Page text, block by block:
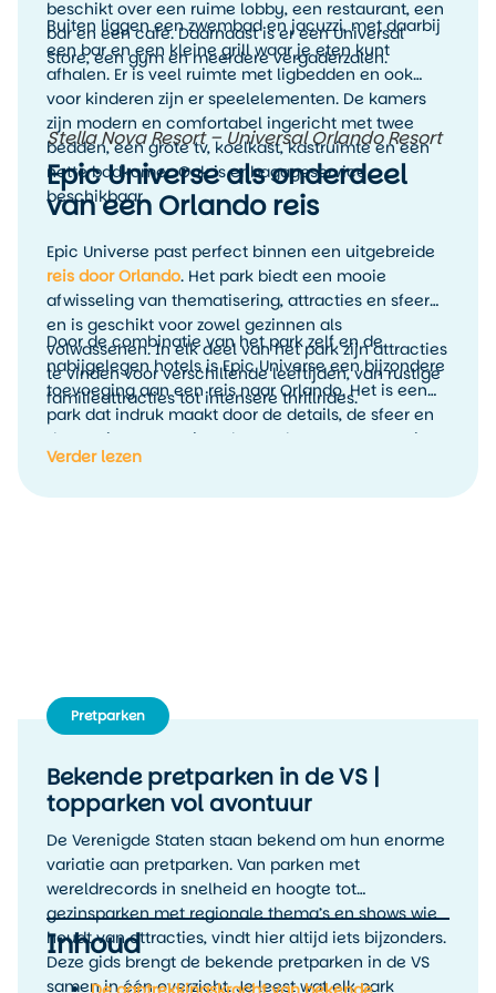
beschikt over een ruime lobby, een restaurant, een
bar en een café. Daarnaast is er een Universal
Store, een gym en meerdere vergaderzalen.
Buiten liggen een zwembad en jacuzzi, met daarbij
een bar en een kleine grill waar je eten kunt
afhalen. Er is veel ruimte met ligbedden en ook
voor kinderen zijn er speelelementen. De kamers
zijn modern en comfortabel ingericht met twee
bedden, een grote tv, koelkast, kastruimte en een
nette badkamer. Ook is er bagageservice
beschikbaar.
Stella Nova Resort – Universal Orlando Resort
Epic Universe als onderdeel
van een Orlando reis
Epic Universe past perfect binnen een uitgebreide
reis door Orlando. Het park biedt een mooie
afwisseling van thematisering, attracties en sfeer
en is geschikt voor zowel gezinnen als
volwassenen. In elk deel van het park zijn attracties
te vinden voor verschillende leeftijden, van rustige
familieattracties tot intensere thrillrides.
Door de combinatie van het park zelf en de
nabijgelegen hotels is Epic Universe een bijzondere
toevoeging aan een reis naar Orlando. Het is een
park dat indruk maakt door de details, de sfeer en
de manier waarop je echt wordt meegenomen in
verschillende werelden.
Verder lezen
Pretparken
Bekende pretparken in de VS |
topparken vol avontuur
De Verenigde Staten staan bekend om hun enorme
variatie aan pretparken. Van parken met
wereldrecords in snelheid en hoogte tot
gezinsparken met regionale thema’s en shows wie
houdt van attracties, vindt hier altijd iets bijzonders.
Deze gids brengt de bekende pretparken in de VS
samen in één overzicht. Je leest wat elk park
Inhoud